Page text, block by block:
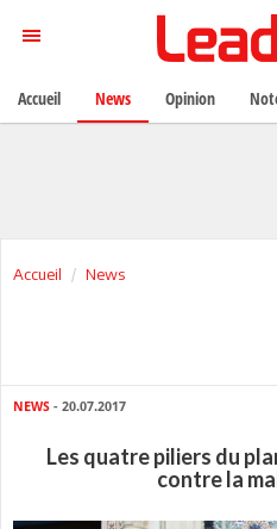
Accueil News
NEWS - 20.07.2017
Les quatre piliers du
contre la
Accueil News Opinion